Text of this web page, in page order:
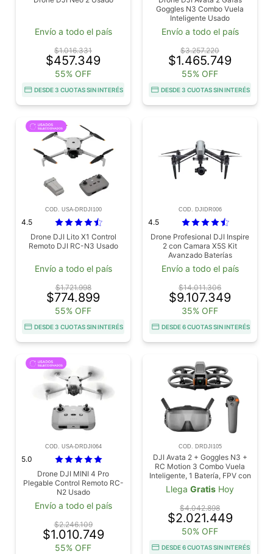
Envío a todo el país
$1.016.331
$457.349
55% OFF
DESDE 3 CUOTAS SIN INTERÉS
Goggles N3 Combo Vuela
Inteligente Usado
Envío a todo el país
$3.257.220
$1.465.749
55% OFF
DESDE 3 CUOTAS SIN INTERÉS
COD. USA-DRDJI100
4.5
Drone DJI Lito X1 Control
Remoto DJI RC-N3 Usado
Envío a todo el país
$1.721.998
$774.899
55% OFF
DESDE 3 CUOTAS SIN INTERÉS
COD. DJIDR006
4.5
Drone Profesional DJI Inspire
2 con Camara X5S Kit
Avanzado Baterías
Envío a todo el país
$14.011.306
$9.107.349
35% OFF
DESDE 6 CUOTAS SIN INTERÉS
COD. USA-DRDJI064
5.0
Drone DJI MINI 4 Pro
Plegable Control Remoto RC-
N2 Usado
Envío a todo el país
$2.246.109
$1.010.749
55% OFF
COD. DRDJI105
DJI Avata 2 + Goggles N3 +
RC Motion 3 Combo Vuela
Inteligente, 1 Batería, FPV con
cámara 4K, Vuelo Inmersivo,
Protector de Hélices
Integrado, Sencillo Flip/Roll,
Campo de Visión Superamplio
de 155°, Contenido en POV
Llega Gratis Hoy
$4.042.898
$2.021.449
50% OFF
DESDE 6 CUOTAS SIN INTERÉS